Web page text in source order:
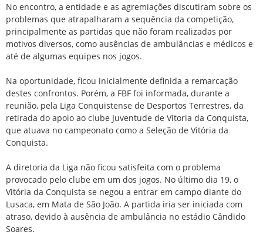
No encontro, a entidade e as agremiações discutiram sobre os
problemas que atrapalharam a sequência da competição,
principalmente as partidas que não foram realizadas por
motivos diversos, como ausências de ambulâncias e médicos e
até de algumas equipes nos jogos.
Na oportunidade, ficou inicialmente definida a remarcação
destes confrontos. Porém, a FBF foi informada, durante a
reunião, pela Liga Conquistense de Desportos Terrestres, da
retirada do apoio ao clube Juventude de Vitoria da Conquista,
que atuava no campeonato como a Seleção de Vitória da
Conquista.
A diretoria da Liga não ficou satisfeita com o problema
provocado pelo clube em um dos jogos. No último dia 19, o
Vitória da Conquista se negou a entrar em campo diante do
Lusaca, em Mata de São João. A partida iria ser iniciada com
atraso, devido à ausência de ambulância no estádio Cândido
Soares.